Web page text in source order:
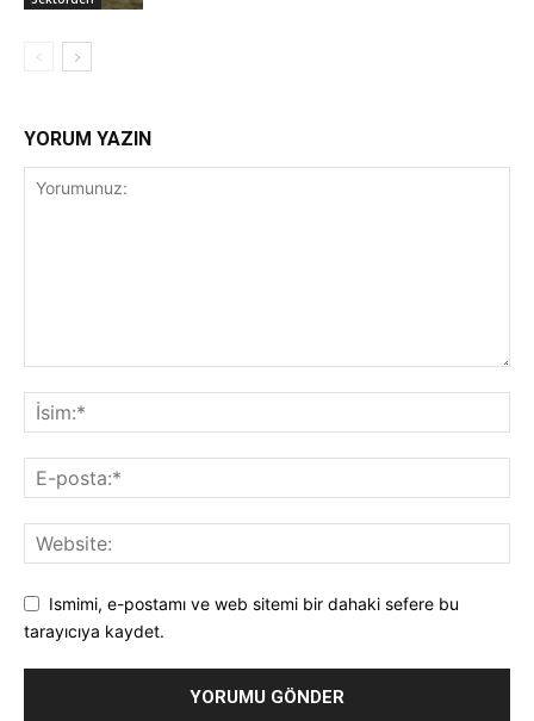
YORUM YAZIN
Ismimi, e-postamı ve web sitemi bir dahaki sefere bu
tarayıcıya kaydet.